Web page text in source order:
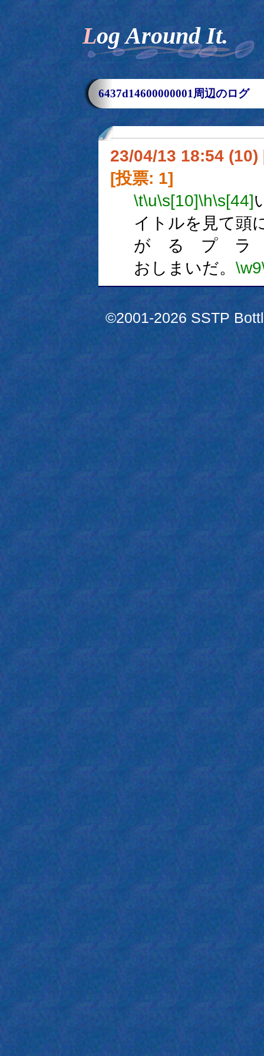
Log Around It.
6437d14600000001周辺のログ
23/04/13 18:54 (10)
[投票: 1]
\t\u\s[10]\h\s[44]
イトルを見て
が る プ ラ
おしまいだ。 \w9
©2001-2026 SSTP